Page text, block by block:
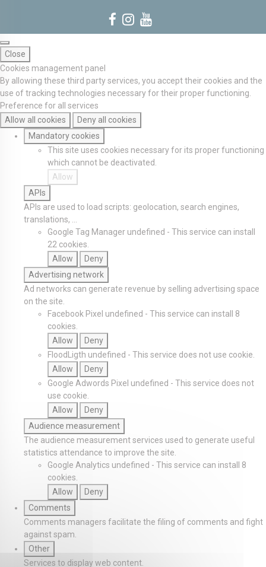
Close
Cookies management panel
By allowing these third party services, you accept their cookies and the
use of tracking technologies necessary for their proper functioning.
Preference for all services
Allow all cookies
Deny all cookies
Mandatory cookies
This site uses cookies necessary for its proper functioning
which cannot be deactivated.
Allow
APIs
APIs are used to load scripts: geolocation, search engines,
translations, ...
Google Tag Manager undefined - This service can install
22 cookies.
Allow
Deny
Advertising network
Ad networks can generate revenue by selling advertising space
on the site.
Facebook Pixel undefined - This service can install 8
cookies.
Allow
Deny
FloodLigth undefined - This service does not use cookie.
Allow
Deny
Google Adwords Pixel undefined - This service does not
use cookie.
Allow
Deny
Audience measurement
The audience measurement services used to generate useful
statistics attendance to improve the site.
Google Analytics undefined - This service can install 8
cookies.
Allow
Deny
Comments
Comments managers facilitate the filing of comments and fight
against spam.
Other
Services to display web content.